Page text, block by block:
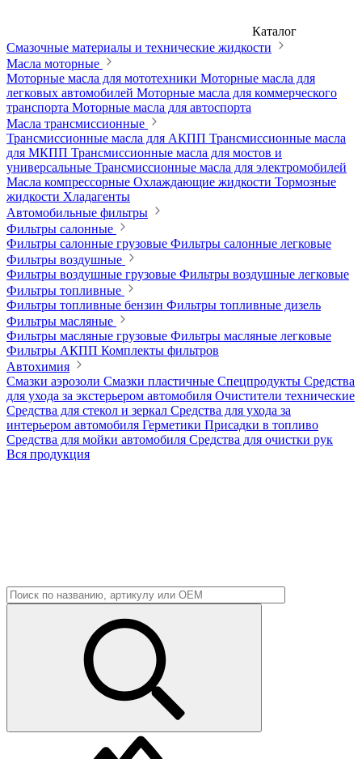
Каталог
Смазочные материалы и технические жидкости
Масла моторные
Моторные масла для мототехники Моторные масла для
легковых автомобилей Моторные масла для коммерческого
транспорта Моторные масла для автоспорта
Масла трансмиссионные
Трансмиссионные масла для АКПП Трансмиссионные масла
для МКПП Трансмиссионные масла для мостов и
универсальные Трансмиссионные масла для электромобилей
Масла компрессорные Охлаждающие жидкости Тормозные
жидкости Хладагенты
Автомобильные фильтры
Фильтры салонные
Фильтры салонные грузовые Фильтры салонные легковые
Фильтры воздушные
Фильтры воздушные грузовые Фильтры воздушные легковые
Фильтры топливные
Фильтры топливные бензин Фильтры топливные дизель
Фильтры масляные
Фильтры масляные грузовые Фильтры масляные легковые
Фильтры АКПП Комплекты фильтров
Автохимия
Смазки аэрозоли Смазки пластичные Спецпродукты Средства
для ухода за экстерьером автомобиля Очистители технические
Средства для стекол и зеркал Средства для ухода за
интерьером автомобиля Герметики Присадки в топливо
Средства для мойки автомобиля Средства для очистки рук
Вся продукция